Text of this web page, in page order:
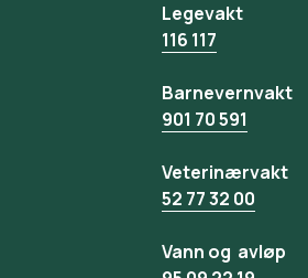
Legevakt
116 117
Barnevernvakt
901 70 591
Veterinærvakt
52 77 32 00
Vann og avløp